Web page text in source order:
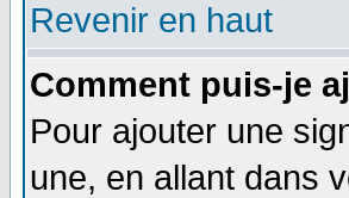
Revenir en haut
Comment puis-je
Pour ajouter une
une, en allant dans